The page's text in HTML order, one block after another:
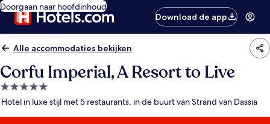
Doorgaan naar hoofdinhoud
Download de app
Alle accommodaties bekijken
Corfu Imperial, A Resort to Live
5.0-
sterrenaccommodatie
Hotel in luxe stijl met 5 restaurants, in de buurt van Strand van Dassia